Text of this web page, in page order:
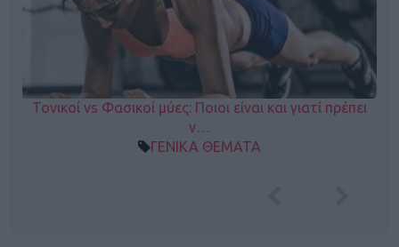
Τονικοί vs Φασικοί μύες: Ποιοι είναι και γιατί πρέπει
ν…
ΓΕΝΙΚΑ ΘΕΜΑΤΑ